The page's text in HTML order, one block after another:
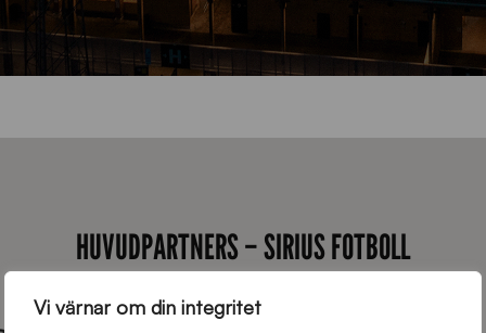
Vi värnar om din integritet
HUVUDPARTNERS – SIRIUS FOTBOLL